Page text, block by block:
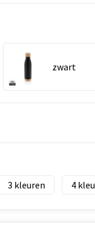
zwart
3 4